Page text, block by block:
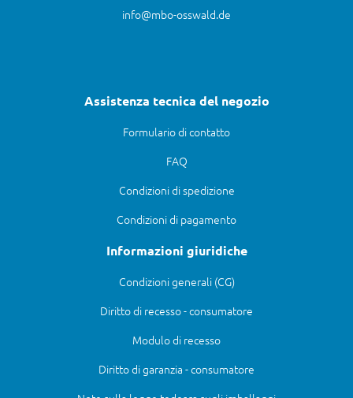
info@mbo-osswald.de
Assistenza tecnica del negozio
Formulario di contatto
FAQ
Condizioni di spedizione
Condizioni di pagamento
Informazioni giuridiche
Condizioni generali (CG)
Diritto di recesso - consumatore
Modulo di recesso
Diritto di garanzia - consumatore